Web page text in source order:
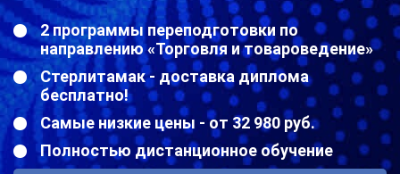
2 программы переподготовки по
направлению «Торговля и товароведение»
Стерлитамак - доставка диплома
бесплатно!
Самые низкие цены - от 32 980 руб.
Полностью дистанционное обучение